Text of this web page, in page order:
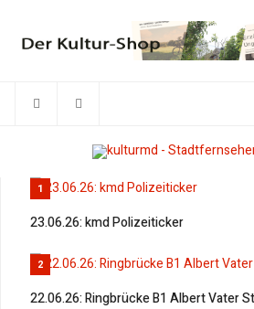
1
23.06.26: kmd Polizeiticker
2
22.06.26: Ringbrücke B1 Albert Vater